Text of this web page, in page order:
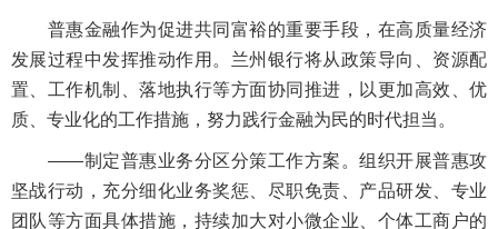
普惠金融作为促进共同富裕的重要手段，在高质量经济
发展过程中发挥推动作用。兰州银行将从政策导向、资源配
置、工作机制、落地执行等方面协同推进，以更加高效、优
质、专业化的工作措施，努力践行金融为民的时代担当。
——制定普惠业务分区分策工作方案。组织开展普惠攻
坚战行动，充分细化业务奖惩、尽职免责、产品研发、专业
团队等方面具体措施，持续加大对小微企业、个体工商户的